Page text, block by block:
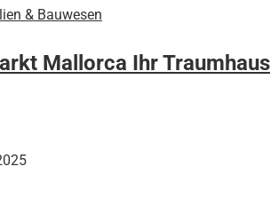
& Bauwesen
Mallorca Ihr Traumhaus